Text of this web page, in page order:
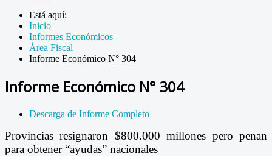
Está aquí:
Inicio
Informes Económicos
Área Fiscal
Informe Económico N° 304
Informe Económico N° 304
Descarga de Informe Completo
Provincias resignaron $800.000 millones pero penan
para obtener “ayudas” nacionales